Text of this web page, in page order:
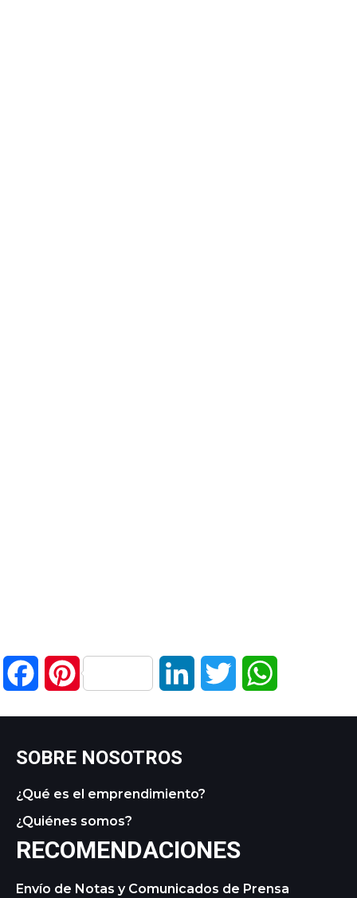
FacebookPinterest LinkedIn Twitter
SOBRE NOSOTROS
¿Qué es el emprendimiento?
¿Quiénes somos?
RECOMENDACIONES
Envío de Notas y Comunicados de Prensa